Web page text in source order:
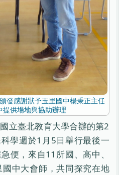
發感謝狀予玉里國中楊秉正主任
提供場地與協助辦理
立臺北教育大學合辦的第2
學週於1月5日舉行最後一
便，來自11所國、高中、
中大會師，共同探究在地